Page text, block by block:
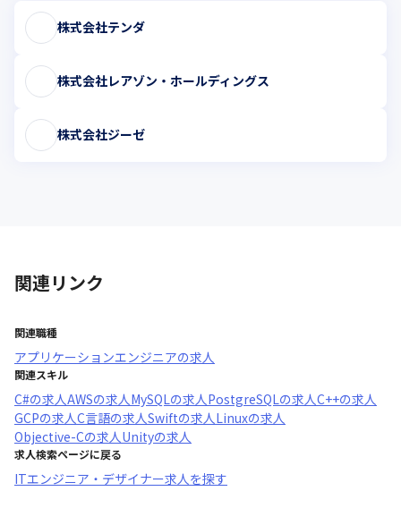
株式会社テンダ
株式会社レアゾン・ホールディングス
株式会社ジーゼ
関連リンク
関連職種
アプリケーションエンジニアの求人
関連スキル
C#の求人AWSの求人 MySQLの求人 PostgreSQLの求人C++の求人
GCPの求人C言語の求人Swiftの求人 Linuxの求人
Objective-Cの求人 Unityの求人
求人検索ページに戻る
ITエンジニア・デザイナー求人を探す